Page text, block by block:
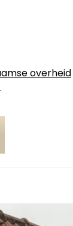
overheid